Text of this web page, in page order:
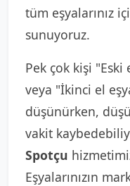
tüm eşyalarınız
sunuyoruz.
Pek çok kişi "Eski
veya "İkinci el
düşünürken,
vakit
Spotçu
Eşyalarınızın